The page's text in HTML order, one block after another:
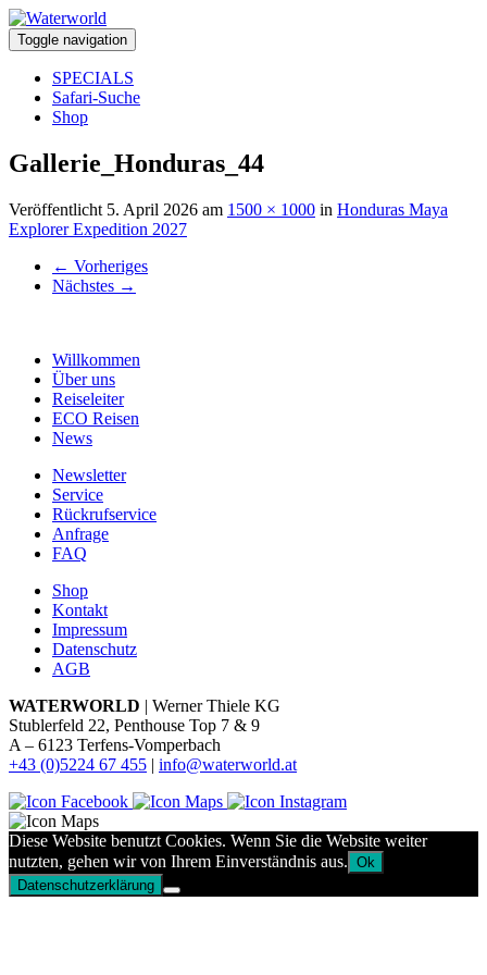
Toggle navigation
SPECIALS
Safari-Suche
Shop
Gallerie_Honduras_44
Veröffentlicht 5. April 2026 am 1500 × 1000 in Honduras Maya
Explorer Expedition 2027
← Vorheriges
Nächstes →
Willkommen
Über uns
Reiseleiter
ECO Reisen
News
Newsletter
Service
Rückrufservice
Anfrage
FAQ
Shop
Kontakt
Impressum
Datenschutz
AGB
WATERWORLD | Werner Thiele KG
Stublerfeld 22, Penthouse Top 7 & 9
A – 6123 Terfens-Vomperbach
+43 (0)5224 67 455 | info@waterworld.at
Diese Website benutzt Cookies. Wenn Sie die Website weiter
nutzten, gehen wir von Ihrem Einverständnis aus. Ok
Datenschutzerklärung